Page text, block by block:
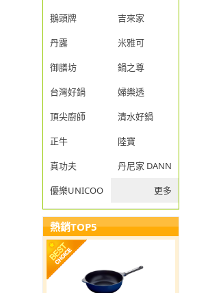
鵝頭牌
吉來家
丹露
米雅可
御膳坊
鍋之尊
台灣好鍋
婦樂透
頂尖廚師
清水好鍋
正牛
陸寶
真功夫
丹尼家 DANNY JIA
優樂UNICOOK
更多
熱銷TOP5